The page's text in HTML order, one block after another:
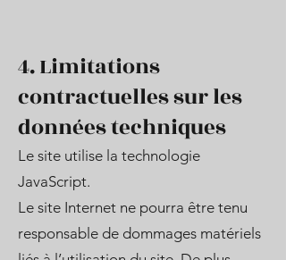
4. Limitations
contractuelles sur les
données techniques
Le site utilise la technologie
JavaScript.
Le site Internet ne pourra être tenu
responsable de dommages matériels